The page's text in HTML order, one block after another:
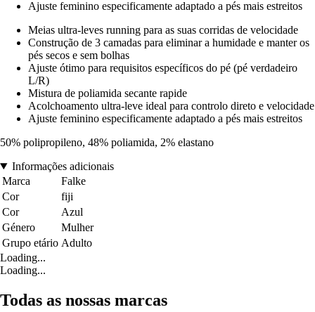
Ajuste feminino especificamente adaptado a pés mais estreitos
Meias ultra-leves running para as suas corridas de velocidade
Construção de 3 camadas para eliminar a humidade e manter os
pés secos e sem bolhas
Ajuste ótimo para requisitos específicos do pé (pé verdadeiro
L/R)
Mistura de poliamida secante rapide
Acolchoamento ultra-leve ideal para controlo direto e velocidade
Ajuste feminino especificamente adaptado a pés mais estreitos
50% polipropileno, 48% poliamida, 2% elastano
Informações adicionais
Marca
Falke
Cor
fiji
Cor
Azul
Género
Mulher
Grupo etário Adulto
Loading...
Loading...
Todas as nossas marcas